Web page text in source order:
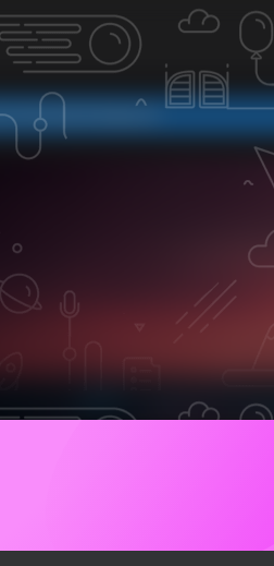
请扫码联系客服处理。
教程分享类网站，所有内容均收集与网
请扫码联系客服处理。
程分享类网站，所有内容均收集与网